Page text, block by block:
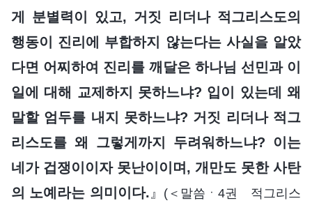
게 분별력이 있고, 거짓 리더나 적그리스도의
행동이 진리에 부합하지 않는다는 사실을 알았
다면 어찌하여 진리를 깨달은 하나님 선민과 이
일에 대해 교제하지 못하느냐? 입이 있는데 왜
말할 엄두를 내지 못하느냐? 거짓 리더나 적그
리스도를 왜 그렇게까지 두려워하느냐? 이는
네가 겁쟁이이자 못난이이며, 개만도 못한 사탄
의 노예라는 의미이다. 』 (＜말씀ㆍ4권 적그리스